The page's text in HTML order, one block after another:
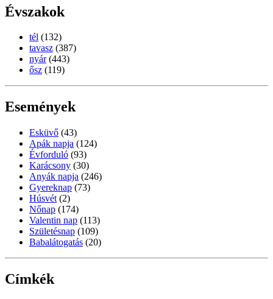
Évszakok
tél (132)
tavasz (387)
nyár (443)
ősz (119)
Események
Esküvő (43)
Apák napja (124)
Évforduló (93)
Karácsony (30)
Anyák napja (246)
Gyereknap (73)
Húsvét (2)
Nőnap (174)
Valentin nap (113)
Születésnap (109)
Babalátogatás (20)
Címkék